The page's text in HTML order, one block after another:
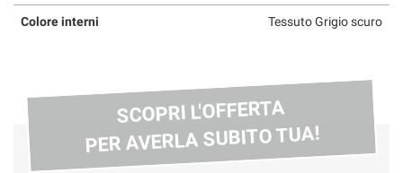
Colore interni Tessuto Grigio scuro
SCOPRI L'OFFERTA
PER AVERLA SUBITO TUA!
e
modificare
in
qualsiasi
momento.